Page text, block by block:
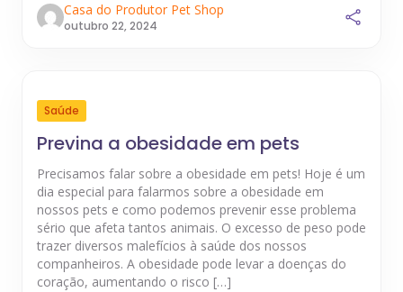
Casa do Produtor Pet Shop
outubro 22, 2024
Saúde
Previna a obesidade em pets
Precisamos falar sobre a obesidade em pets! Hoje é um
dia especial para falarmos sobre a obesidade em
nossos pets e como podemos prevenir esse problema
sério que afeta tantos animais. O excesso de peso pode
trazer diversos malefícios à saúde dos nossos
companheiros. A obesidade pode levar a doenças do
coração, aumentando o risco […]